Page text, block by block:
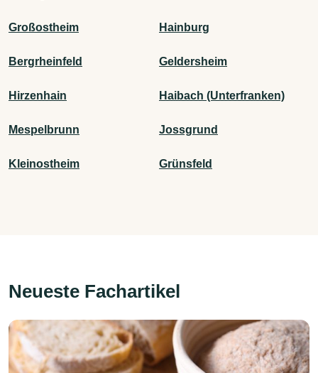
Großostheim Hainburg
Bergrheinfeld Geldersheim
Hirzenhain Haibach (Unterfranken)
Mespelbrunn Jossgrund
Kleinostheim Grünsfeld
Neueste Fachartikel